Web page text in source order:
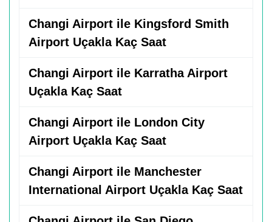
Changi Airport ile Kingsford Smith
Airport Uçakla Kaç Saat
Changi Airport ile Karratha Airport
Uçakla Kaç Saat
Changi Airport ile London City
Airport Uçakla Kaç Saat
Changi Airport ile Manchester
International Airport Uçakla Kaç Saat